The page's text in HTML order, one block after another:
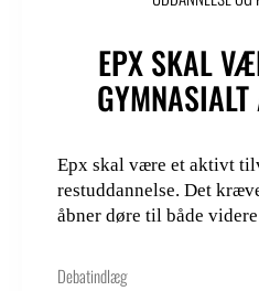
EPX SKAL
Epx skal være et aktivt
restuddannelse. Det
åbner døre til både
Debatindlæg